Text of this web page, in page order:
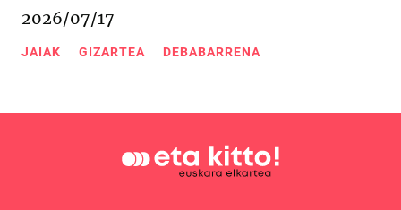
2026/07/17
JAIAK GIZARTEA DEBABARRENA